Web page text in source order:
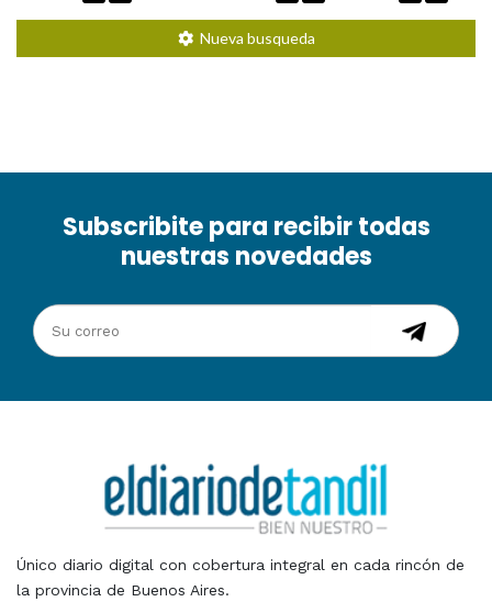
Nueva busqueda
Subscribite para recibir todas
nuestras novedades
Único diario digital con cobertura integral en cada rincón de
la provincia de Buenos Aires.